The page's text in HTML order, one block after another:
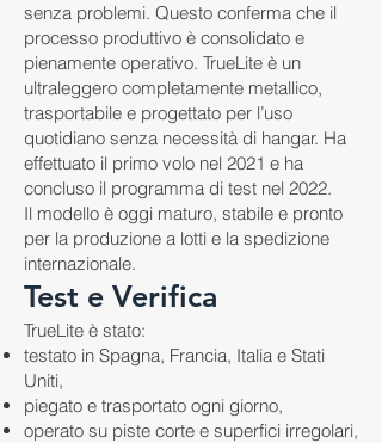
senza problemi. Questo conferma che il
processo produttivo è consolidato e
pienamente operativo. TrueLite è un
ultraleggero completamente metallico,
trasportabile e progettato per l’uso
quotidiano senza necessità di hangar. Ha
effettuato il primo volo nel 2021 e ha
concluso il programma di test nel 2022.
Il modello è oggi maturo, stabile e pronto
per la produzione a lotti e la spedizione
internazionale.
Test e Verifica
TrueLite è stato:
testato in Spagna, Francia, Italia e Stati
Uniti,
piegato e trasportato ogni giorno,
operato su piste corte e superfici irregolari,